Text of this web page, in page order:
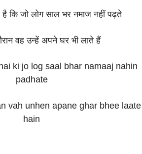
है कि जो लोग साल भर नमाज नहीं पढ़ते
वह उन्हें अपने घर भी लाते हैं
ki jo log saal bhar namaaj nahin
padhate
vah unhen apane ghar bhee laate
hain